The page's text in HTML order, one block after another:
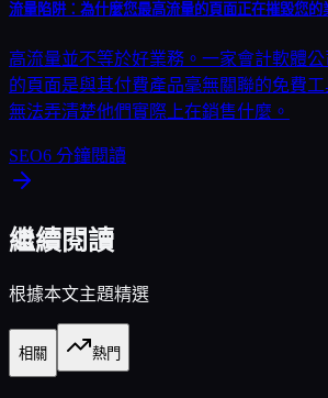
流量陷阱：為什麼您最高流量的頁面正在摧毀您的
高流量並不等於好業務。一家會計軟體
的頁面是與其付費產品毫無關聯的免費
無法弄清楚他們實際上在銷售什麼。
SEO6 分鐘閱讀
繼續閱讀
根據本文主題精選
相關 熱門